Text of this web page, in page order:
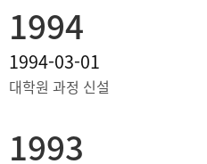
1994
1994-03-01
대학원 과정 신설
1993